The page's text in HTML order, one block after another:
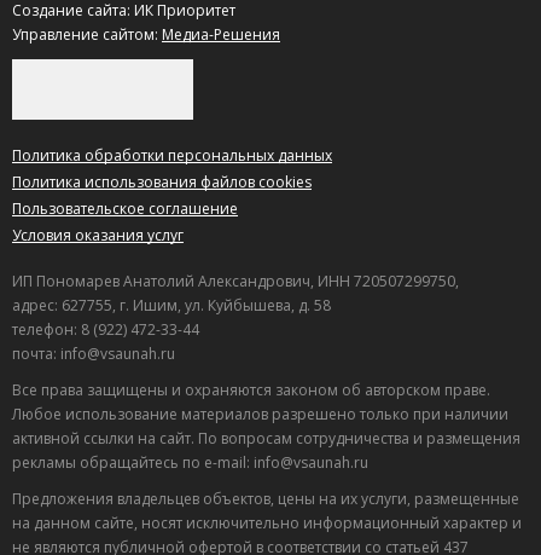
Создание сайта: ИК Приоритет
Управление сайтом: Медиа-Решения
Политика обработки персональных данных
Политика использования файлов cookies
Пользовательское соглашение
Условия оказания услуг
ИП Пономарев Анатолий Александрович, ИНН 720507299750,
адрес: 627755, г. Ишим, ул. Куйбышева, д. 58
телефон: 8 (922) 472-33-44
почта: info@vsaunah.ru
Все права защищены и охраняются законом об авторском праве.
Любое использование материалов разрешено только при наличии
активной ссылки на сайт. По вопросам сотрудничества и размещения
рекламы обращайтесь по e-mail: info@vsaunah.ru
Предложения владельцев объектов, цены на их услуги, размещенные
на данном сайте, носят исключительно информационный характер и
не являются публичной офертой в соответствии со статьей 437